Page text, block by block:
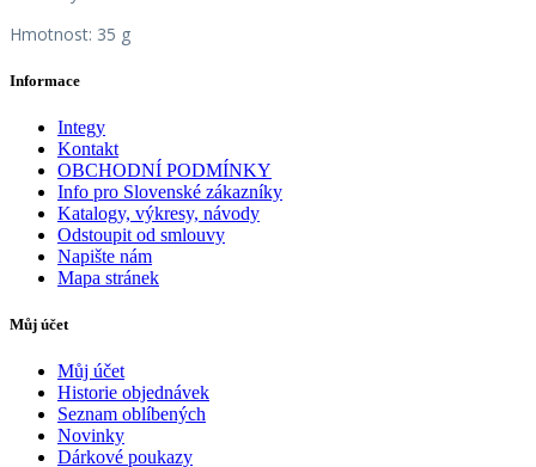
Hmotnost: 35 g
Informace
Integy
Kontakt
OBCHODNÍ PODMÍNKY
Info pro Slovenské zákazníky
Katalogy, výkresy, návody
Odstoupit od smlouvy
Napište nám
Mapa stránek
Můj účet
Můj účet
Historie objednávek
Seznam oblíbených
Novinky
Dárkové poukazy